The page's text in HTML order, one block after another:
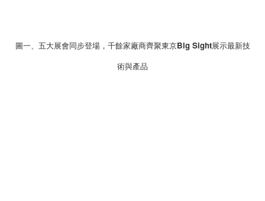
圖一、五大展會同步登場，千餘家廠商齊聚東京Big Sight展示最新技
術與產品